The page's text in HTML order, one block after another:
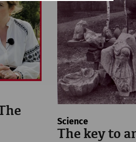
Science
The key to